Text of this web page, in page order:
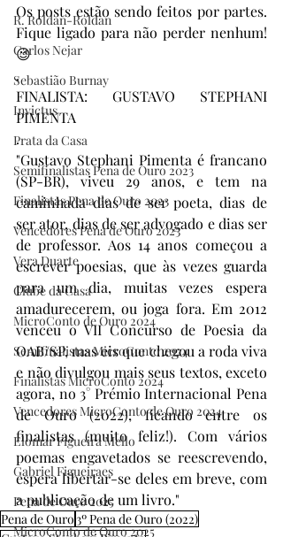
R. Roldan-Roldan
Carlos Nejar
Sebastião Burnay
Invictus
Prata da Casa
Semifinalistas Pena de Ouro 2023
Finalistas Pena de Ouro 2023
Vencedores Pena de Ouro 2023
Vera Duarte
Clube da Casa
MicroConto de Ouro 2024
Semifinalistas MicroConto 2024
Finalistas MicroConto 2024
Vencedores MicroConto de Ouro 2024
Elomar Figueira Mello
Gabriel Figueiraes
Pena de Ouro 2025
MicroConto de Ouro 2025
Os posts estão sendo feitos por partes.
Fique ligado para não perder nenhum!
😉
.
FINALISTA: GUSTAVO STEPHANI
PIMENTA
.
"Gustavo Stephani Pimenta é francano
(SP-BR), viveu 29 anos, e tem na
caminhada dias de ser poeta, dias de
ser ator, dias de ser advogado e dias ser
de professor. Aos 14 anos começou a
escrever poesias, que às vezes guarda
para um dia, muitas vezes espera
amadurecerem, ou joga fora. Em 2012
venceu o VII Concurso de Poesia da
OAB/SP, mas eis que chegou a roda viva
e não divulgou mais seus textos, exceto
agora, no 3° Prémio Internacional Pena
de Ouro (2022), ficando entre os
finalistas (muito feliz!). Com vários
poemas engavetados se reescrevendo,
espera libertar-se deles em breve, com
a publicação de um livro."
Pena de Ouro3º Pena de Ouro (2022)